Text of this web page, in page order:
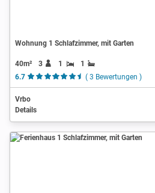
Wohnung 1 Schlafzimmer, mit Garten
40m² 3 1
1
6.7
( 3 Bewertungen )
Vrbo
Details